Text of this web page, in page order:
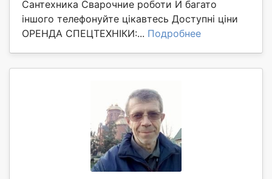
Сантехника Сварочние роботи И багато
іншого телефонуйте цікавтесь Доступні ціни
ОРЕНДА СПЕЦТЕХНІКИ:... Подробнее